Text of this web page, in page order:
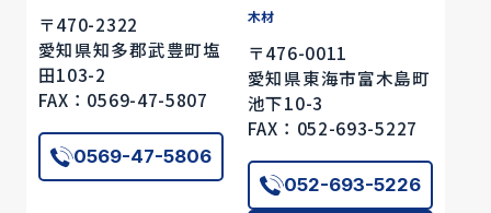
〒470-2322
愛知県知多郡武豊町塩
田103-2
FAX：0569-47-5807
0569-47-5806
木材
〒476-0011
愛知県東海市富木島町
池下10-3
FAX：052-693-5227
052-693-5226